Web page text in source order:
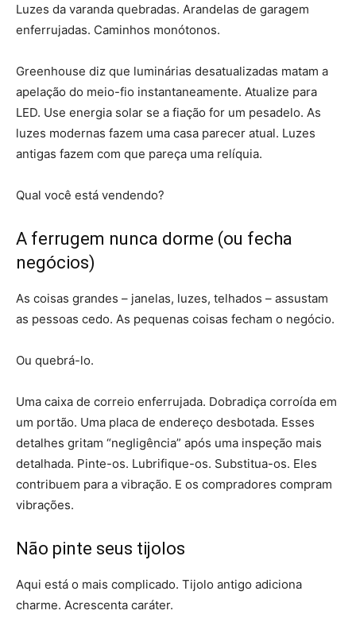
Luzes da varanda quebradas. Arandelas de garagem
enferrujadas. Caminhos monótonos.
Greenhouse diz que luminárias desatualizadas matam a
apelação do meio-fio instantaneamente. Atualize para
LED. Use energia solar se a fiação for um pesadelo. As
luzes modernas fazem uma casa parecer atual. Luzes
antigas fazem com que pareça uma relíquia.
Qual você está vendendo?
A ferrugem nunca dorme (ou fecha
negócios)
As coisas grandes – janelas, luzes, telhados – assustam
as pessoas cedo. As pequenas coisas fecham o negócio.
Ou quebrá-lo.
Uma caixa de correio enferrujada. Dobradiça corroída em
um portão. Uma placa de endereço desbotada. Esses
detalhes gritam “negligência” após uma inspeção mais
detalhada. Pinte-os. Lubrifique-os. Substitua-os. Eles
contribuem para a vibração. E os compradores compram
vibrações.
Não pinte seus tijolos
Aqui está o mais complicado. Tijolo antigo adiciona
charme. Acrescenta caráter.